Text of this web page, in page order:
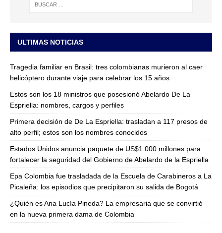
ULTIMAS NOTICIAS
Tragedia familiar en Brasil: tres colombianas murieron al caer
helicóptero durante viaje para celebrar los 15 años
Estos son los 18 ministros que posesionó Abelardo De La
Espriella: nombres, cargos y perfiles
Primera decisión de De La Espriella: trasladan a 117 presos de
alto perfil; estos son los nombres conocidos
Estados Unidos anuncia paquete de US$1.000 millones para
fortalecer la seguridad del Gobierno de Abelardo de la Espriella
Epa Colombia fue trasladada de la Escuela de Carabineros a La
Picaleña: los episodios que precipitaron su salida de Bogotá
¿Quién es Ana Lucía Pineda? La empresaria que se convirtió
en la nueva primera dama de Colombia